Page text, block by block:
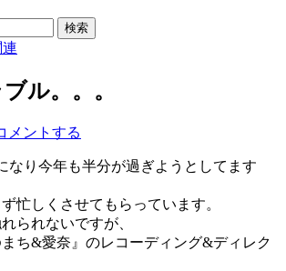
ル。。。
メントする
なり今年も半分が過ぎようとしてます
忙しくさせてもらっています。
られないですが、
ち&愛奈』のレコーディング&ディレク